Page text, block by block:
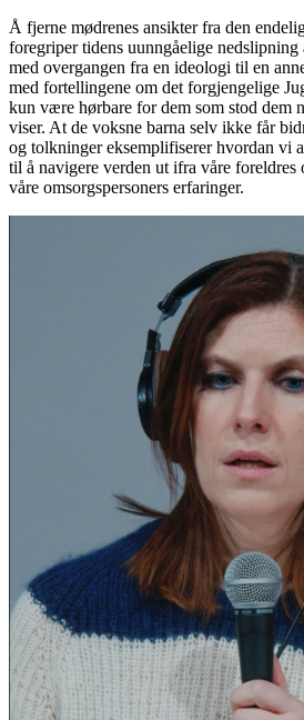
Å fjerne mødrenes ansikter fra den
foregriper tidens uunngåelige nedslipning
med overgangen fra en ideologi til en
med fortellingene om det forgjengelige
kun være hørbare for dem som stod dem
viser. At de voksne barna selv ikke får
og tolkninger eksemplifiserer hvordan vi
til å navigere verden ut ifra våre foreldres
våre omsorgspersoners erfaringer.